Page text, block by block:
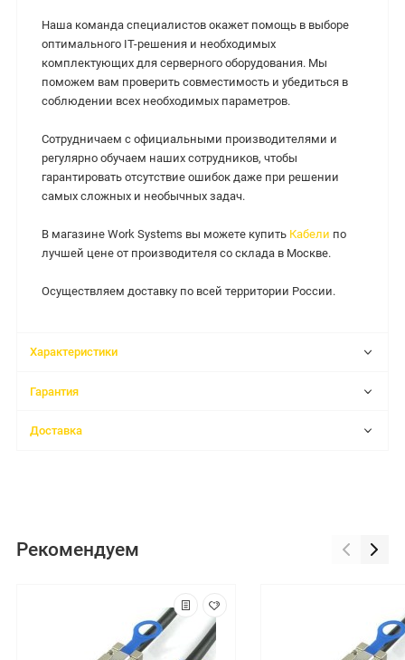
Наша команда специалистов окажет помощь в выборе
оптимального IT-решения и необходимых
комплектующих для серверного оборудования. Мы
поможем вам проверить совместимость и убедиться в
соблюдении всех необходимых параметров.
Сотрудничаем с официальными производителями и
регулярно обучаем наших сотрудников, чтобы
гарантировать отсутствие ошибок даже при решении
самых сложных и необычных задач.
В магазине Work Systems вы можете купить Кабели по
лучшей цене от производителя со склада в Москве.
Осуществляем доставку по всей территории России.
Характеристики
Гарантия
Доставка
Рекомендуем